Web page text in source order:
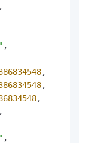
,
,
,
,
,
,
,